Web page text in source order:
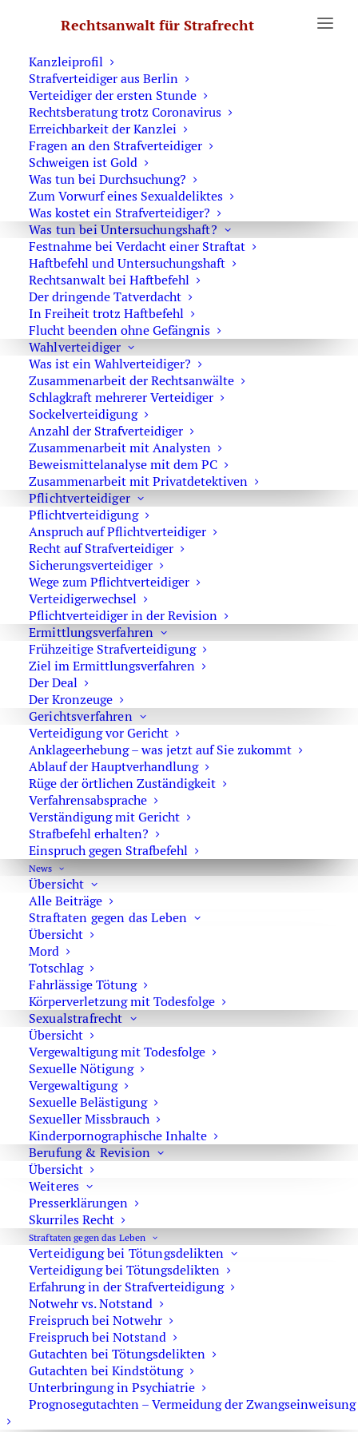
Rechtsanwalt für Strafrecht
Was Sie wissen sollten
Kanzleiprofil
Strafverteidiger aus Berlin
Verteidiger der ersten Stunde
Rechtsberatung trotz Coronavirus
Erreichbarkeit der Kanzlei
Fragen an den Strafverteidiger
Schweigen ist Gold
Was tun bei Durchsuchung?
Zum Vorwurf eines Sexualdeliktes
Was kostet ein Strafverteidiger?
Was tun bei Untersuchungshaft?
Festnahme bei Verdacht einer Straftat
Haftbefehl und Untersuchungshaft
Rechtsanwalt bei Haftbefehl
Der dringende Tatverdacht
In Freiheit trotz Haftbefehl
Flucht beenden ohne Gefängnis
Wahlverteidiger
Was ist ein Wahlverteidiger?
Zusammenarbeit der Rechtsanwälte
Schlagkraft mehrerer Verteidiger
Sockelverteidigung
Anzahl der Strafverteidiger
Zusammenarbeit mit Analysten
Beweismittelanalyse mit dem PC
Zusammenarbeit mit Privatdetektiven
Pflichtverteidiger
Pflichtverteidigung
Anspruch auf Pflichtverteidiger
Recht auf Strafverteidiger
Sicherungsverteidiger
Wege zum Pflichtverteidiger
Verteidigerwechsel
Pflichtverteidiger in der Revision
Ermittlungsverfahren
Frühzeitige Strafverteidigung
Ziel im Ermittlungsverfahren
Der Deal
Der Kronzeuge
Gerichtsverfahren
Verteidigung vor Gericht
Anklageerhebung – was jetzt auf Sie zukommt
Ablauf der Hauptverhandlung
Rüge der örtlichen Zuständigkeit
Verfahrensabsprache
Verständigung mit Gericht
Strafbefehl erhalten?
Einspruch gegen Strafbefehl
News
Übersicht
Alle Beiträge
Straftaten gegen das Leben
Übersicht
Mord
Totschlag
Fahrlässige Tötung
Körperverletzung mit Todesfolge
Sexualstrafrecht
Übersicht
Vergewaltigung mit Todesfolge
Sexuelle Nötigung
Vergewaltigung
Sexuelle Belästigung
Sexueller Missbrauch
Kinderpornographische Inhalte
Berufung & Revision
Übersicht
Weiteres
Presserklärungen
Skurriles Recht
Straftaten gegen das Leben
Verteidigung bei Tötungsdelikten
Verteidigung bei Tötungsdelikten
Erfahrung in der Strafverteidigung
Notwehr vs. Notstand
Freispruch bei Notwehr
Freispruch bei Notstand
Gutachten bei Tötungsdelikten
Gutachten bei Kindstötung
Unterbringung in Psychiatrie
Prognosegutachten – Vermeidung der Zwangseinweisung
Blutentnahme durch die Polizei
bei einer Verkehrskontrolle
Blutentnahme bei einer Verkehrskontrolle
– was darf die Polizei?
Rechtsanwalt Oliver Marson
Eine Blutentnahme durch die Polizei bei einer
Verkehrskontrolle trifft viele Betroffene unerwartet.
Zunächst geht es nur um eine allgemeine Kontrolle,
einen Atemalkoholtest, gerötete Augen, einen
angeblichen Cannabisgeruch oder einen unsicheren
Fahreindruck. Kurz darauf steht der Vorwurf im Raum,
unter Alkohol, Cannabis oder anderen Drogen gefahren
zu sein. Dann folgen häufig ein Drogenschnelltest, die
Fahrt zur Dienststelle oder ins Krankenhaus und
schließlich die Blutprobe. Rechtlich muss man jedoch
genau unterscheiden: Ein freiwilliger Drogentest ist nicht
dasselbe wie eine angeordnete Blutentnahme. Außerdem
beweist ein positiver Schnelltest noch keine
Ordnungswidrigkeit und erst recht nicht automatisch
eine Straftat. Entscheidend ist vielmehr, ob die Polizei
konkrete Verdachtsmomente dokumentiert hat, ob die
Blutentnahme rechtmäßig angeordnet wurde und ob der
spätere Laborbefund den Tatvorwurf tatsächlich trägt.
Drogentest bei der Verkehrskontrolle:
freiwillig oder Pflicht?
Bei einer Verkehrskontrolle fragt die Polizei häufig:
„Haben Sie Alkohol getrunken?“ oder „Haben Sie Drogen
konsumiert?“ Außerdem wird oft ein Urintest,
Speicheltest, Atemalkoholtest oder ein Koordinationstest
angeboten. Wichtig ist: Solche Tests sind grundsätzlich
freiwillig. Das gilt vor allem für Urintests, Speicheltests
und motorische Tests wie Finger-Nase-Test,
Einbeinstand oder Pupillenreaktion unter besonderer
Beleuchtung. Auch Angaben zum Konsum müssen Sie
nicht machen. Sie müssen also nicht erklären, wann Sie
zuletzt Cannabis konsumiert, Alkohol getrunken oder
Medikamente eingenommen haben. Das bedeutet
allerdings nicht, dass die Kontrolle automatisch beendet
ist, wenn Sie den Schnelltest ablehnen. Wenn die Polizei
konkrete Anhaltspunkte für Alkohol- oder Drogenkonsum
sieht, kann sie weitere Maßnahmen veranlassen. Dazu
gehören insbesondere eine Blutentnahme und die
Sicherstellung oder Beschlagnahme des Führerscheins,
wenn ein Strafverfahren im Raum steht.
Was ist der Unterschied zwischen
Schnelltest und Blutprobe?